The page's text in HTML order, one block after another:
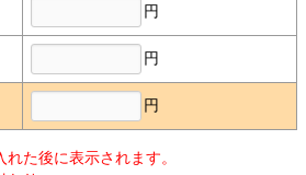
円
円
円
た後に表示されます。